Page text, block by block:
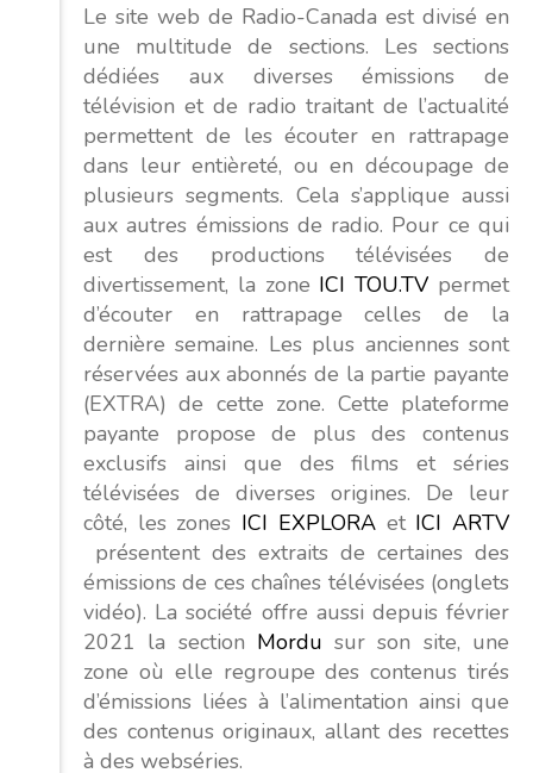
Le site web de Radio-Canada est divisé en
une multitude de sections. Les sections
dédiées aux diverses émissions de
télévision et de radio traitant de l’actualité
permettent de les écouter en rattrapage
dans leur entièreté, ou en découpage de
plusieurs segments. Cela s’applique aussi
aux autres émissions de radio. Pour ce qui
est des productions télévisées de
divertissement, la zone ICI TOU.TV permet
d’écouter en rattrapage celles de la
dernière semaine. Les plus anciennes sont
réservées aux abonnés de la partie payante
(EXTRA) de cette zone. Cette plateforme
payante propose de plus des contenus
exclusifs ainsi que des films et séries
télévisées de diverses origines. De leur
côté, les zones ICI EXPLORAet ICI ARTV
présentent des extraits de certaines des
émissions de ces chaînes télévisées (onglets
vidéo). La société offre aussi depuis février
2021 la section Mordu sur son site, une
zone où elle regroupe des contenus tirés
d’émissions liées à l’alimentation ainsi que
des contenus originaux, allant des recettes
à des webséries.